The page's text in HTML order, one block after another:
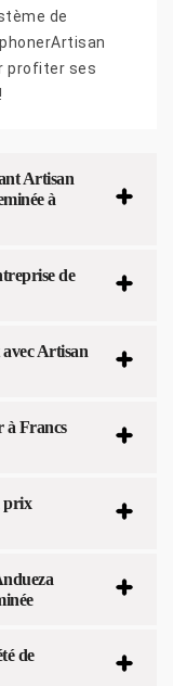
de
profiter ses
Artisan
à
de
Artisan
à Francs
prix
de